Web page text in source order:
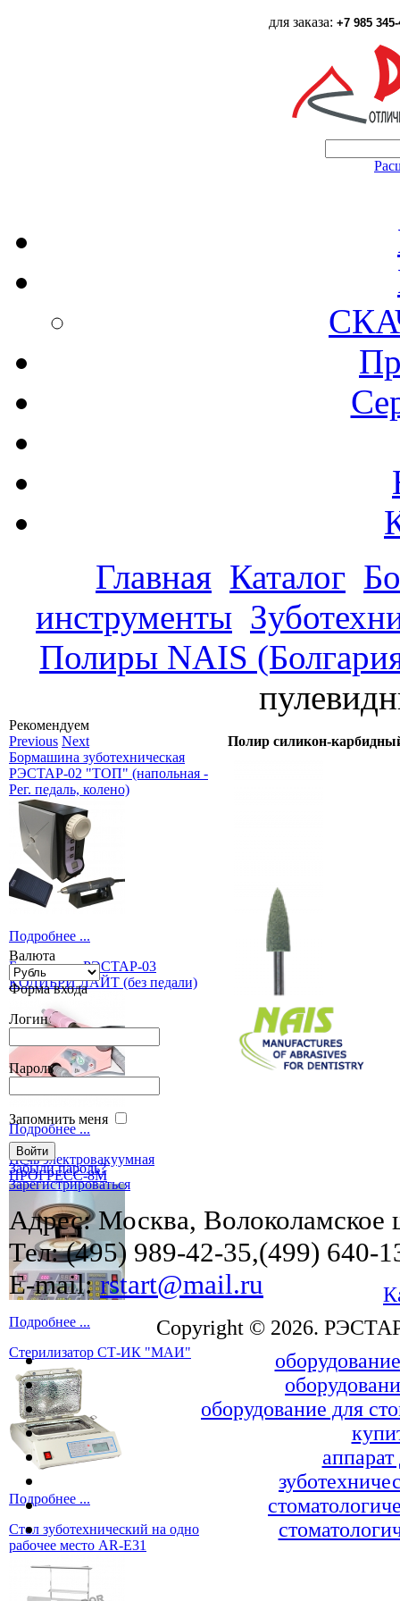
для заказа: +7 985
Главная Каталог
инструменты
Полиры NAIS
Рекомендуем
Previous Next
Бормашина зуботехническая
РЭСТАР-02 "ТОП" (напольная -
Рег. педаль, колено)
Подробнее ...
Бормашина РЭСТАР-03
КОЛИБРИ ЛАЙТ (без педали)
Подробнее ...
Печь электровакуумная
ПРОГРЕСС-8М
Подробнее ...
Стерилизатор СТ-ИК "МАИ"
Подробнее ...
Стол зуботехнический на одно
рабочее место AR-E31
Валюта
Форма входа
Логин
Пароль
Запомнить меня
Забыли пароль?
Зарегистрироваться
Полир силикон-
Адрес: Москва, Волоколамское
Тел: (495) 989-42-35,(499) 640-
E-mail:rstart@mail.ru
Copyright © 2026.
оборудование для